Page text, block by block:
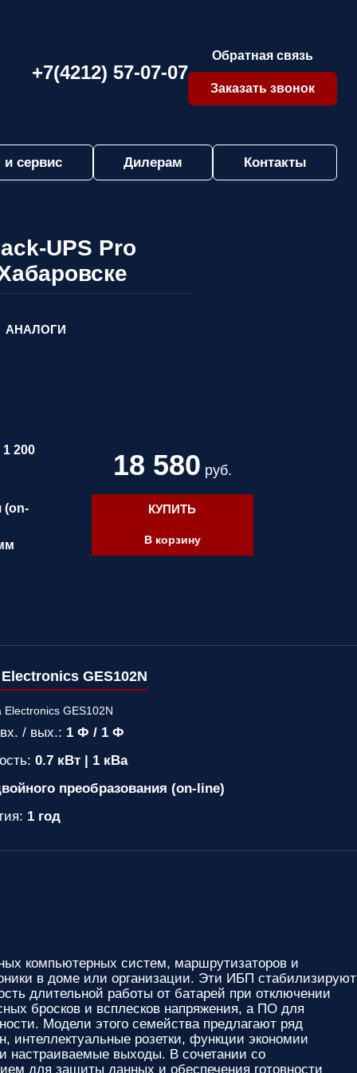
+7(4212) 57-07-07
Обратная связь
Заказать звонок
и сервис Дилерам Контакты
UPS Pro
АНАЛОГИ
1 200
(on-
18 580 руб.
КУПИТЬ
В корзину
GES102N
/ вых.: 1 Ф / 1 Ф
0.7 кВт | 1 кВа
преобразования (on-line)
1 год
компьютерных систем, маршрутизаторов и
в доме или организации. Эти ИБП стабилизируют
длительной работы от батарей при отключении
бросков и всплесков напряжения, а ПО для
Модели этого семейства предлагают ряд
интеллектуальные розетки, функции экономии
настраиваемые выходы. В сочетании со
для защиты данных и обеспечения готовности